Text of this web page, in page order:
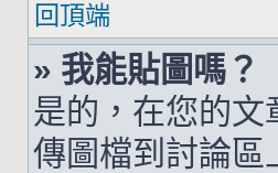
回頂端
» 我能貼圖嗎？
是的，在您的文
傳圖檔到討論區